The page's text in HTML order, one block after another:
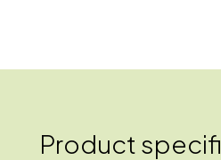
Product